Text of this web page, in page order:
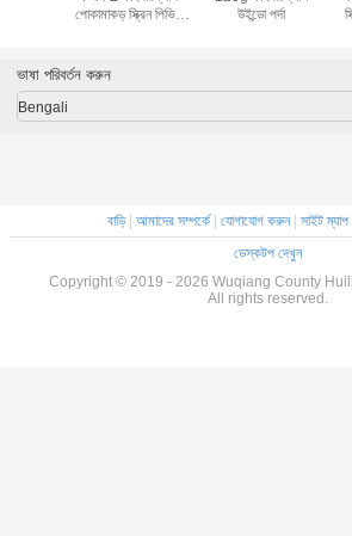
পোকামাকড় স্ক্রিন পিভিসি
উইন্ডো পর্দা
ভাষা পরিবর্তন করুন
Bengali
বাড়ি| আমাদের সম্পর্কে| যোগাযোগ করুন| সাইট ম্যাপ|
ডেস্কটপ দেখুন
Copyright © 2019 - 2026 Wuqiang County
All rights reserved.